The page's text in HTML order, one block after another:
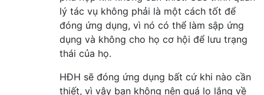
lý tác vụ không phải là một cách tốt để
đóng ứng dụng, vì nó có thể làm sập ứng
dụng và không cho họ cơ hội để lưu trạng
thái của họ.
HĐH sẽ đóng ứng dụng bất cứ khi nào cần
thiết, vì vậy bạn không nên quá lo lắng về